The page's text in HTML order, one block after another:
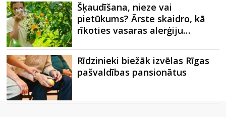
Šķaudīšana, nieze vai
pietūkums? Ārste skaidro, kā
rīkoties vasaras alerģiju…
Rīdzinieki biežāk izvēlas Rīgas
pašvaldības pansionātus